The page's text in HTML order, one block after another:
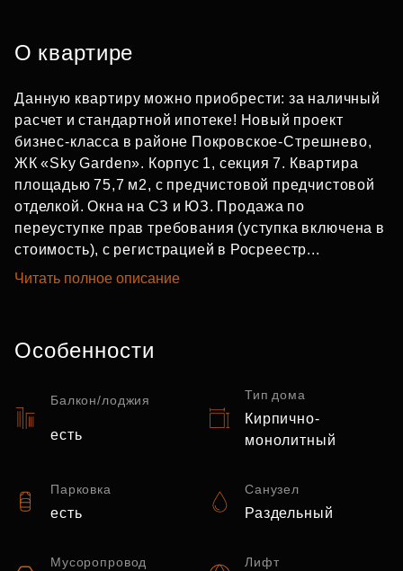
О квартире
Данную квартиру можно приобрести: за наличный
расчет и стандартной ипотеке! Новый проект
бизнес-класса в районе Покровское-Стрешнево,
ЖК «Sky Garden». Корпус 1, секция 7. Квартира
площадью 75,7 м2, с предчистовой предчистовой
отделкой. Окна на СЗ и ЮЗ. Продажа по
переуступке прав требования (уступка включена в
стоимость), с регистрацией в Росреестр...
Читать полное описание
Особенности
Балкон/лоджия
есть
Тип дома
Кирпично-
монолитный
Парковка
есть
Санузел
Раздельный
Мусоропровод Лифт